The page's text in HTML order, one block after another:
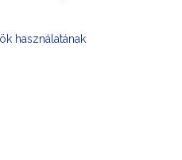
használatának